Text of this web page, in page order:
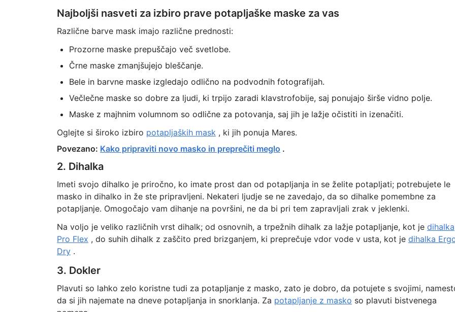
Najboljši nasveti za izbiro prave potapljaške maske za vas
Različne barve mask imajo različne prednosti:
Prozorne maske prepuščajo več svetlobe.
Črne maske zmanjšujejo bleščanje.
Bele in barvne maske izgledajo odlično na podvodnih fotografijah.
Večlečne maske so dobre za ljudi, ki trpijo zaradi klavstrofobije, saj ponujajo širše vidno polje.
Maske z majhnim volumnom so odlične za potovanja, saj jih je lažje očistiti in izenačiti.
Oglejte si široko izbiro potapljaških mask, ki jih ponuja Mares.
Povezano: Kako pripraviti novo masko in preprečiti meglo .
2. Dihalka
Imeti svojo dihalko je priročno, ko imate prost dan od potapljanja in se želite potapljati; potrebujete le
masko in dihalko in že ste pripravljeni. Nekateri ljudje se ne zavedajo, da so dihalke pomembne za
potapljanje. Omogočajo vam dihanje na površini, ne da bi pri tem zapravljali zrak v jeklenki.
Na voljo je veliko različnih vrst dihalk; od osnovnih, a trpežnih dihalk za lažje potapljanje, kot je dihalka
Pro Flex , do suhih dihalk z zaščito pred brizganjem, ki preprečuje vdor vode v usta, kot je dihalka
Dry.
3. Dokler
Plavuti so lahko zelo koristne tudi za potapljanje z masko, zato je dobro, da potujete s svojimi,
da si jih najemate na dneve potapljanja in snorklanja. Za potapljanje z masko so plavuti bistvenega